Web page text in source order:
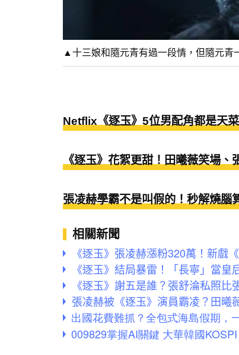
▲十三娘和隨元青有過一段情，但隨元青
Netflix《逐玉》5位男配角都是天
《逐玉》花絮更甜！田曦薇笑場
張凌赫學霸不是叫假的！秒解燒
相關新聞
《逐玉》張凌赫漲粉320萬！新戲
《逐玉》結局暴雷！「長寧」當
《逐玉》謝五是誰？張舒淪私照
張凌赫被《逐玉》演員霸凌？田